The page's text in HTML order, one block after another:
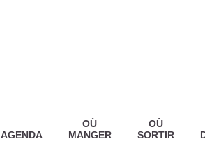
AGENDA
OÙ
MANGER
OÙ
SORTIR